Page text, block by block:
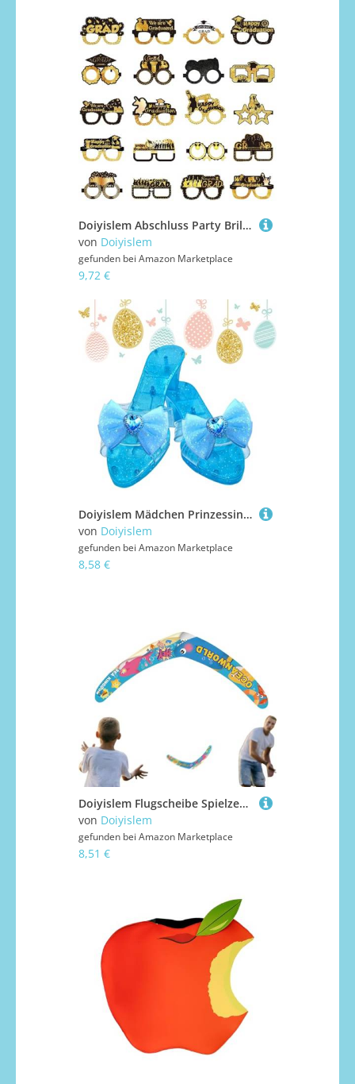
Doiyislem Abschluss Party Brillen | 2025 Abschluss Accessoires Brille 20 Stück | Papier Sehhilfen Leicht Feiertagsbedarf Deko Für Klassenraum Schule
von Doiyislem
gefunden bei Amazon Marketplace
9,72 €
Doiyislem Mädchen Prinzessinnenschuhe - Kinder Absatzschuhe Zum Verkleiden - Kostüm Absätze Für Kostümbegeisterte Bühne Familienfotos Feiertagsveranstalter Maskenbälle
von Doiyislem
gefunden bei Amazon Marketplace
8,58 €
Doiyislem Flugscheibe Spielzeug | Weiche Eva Wurfscheibe | Lustiges Wurfspiel Neuartiges Spielzeug Für Garten Camping Sport
von Doiyislem
gefunden bei Amazon Marketplace
8,51 €